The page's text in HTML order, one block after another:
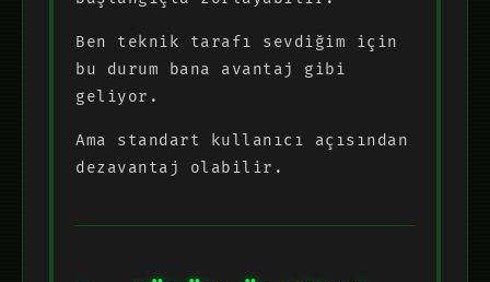
Ben teknik tarafı sevdiğim için
bu durum bana avantaj gibi
geliyor.
Ama standart kullanıcı açısından
dezavantaj olabilir.